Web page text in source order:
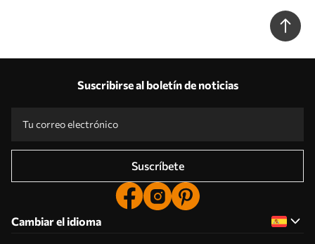
Suscribirse al boletín de noticias
Suscríbete
Cambiar el idioma